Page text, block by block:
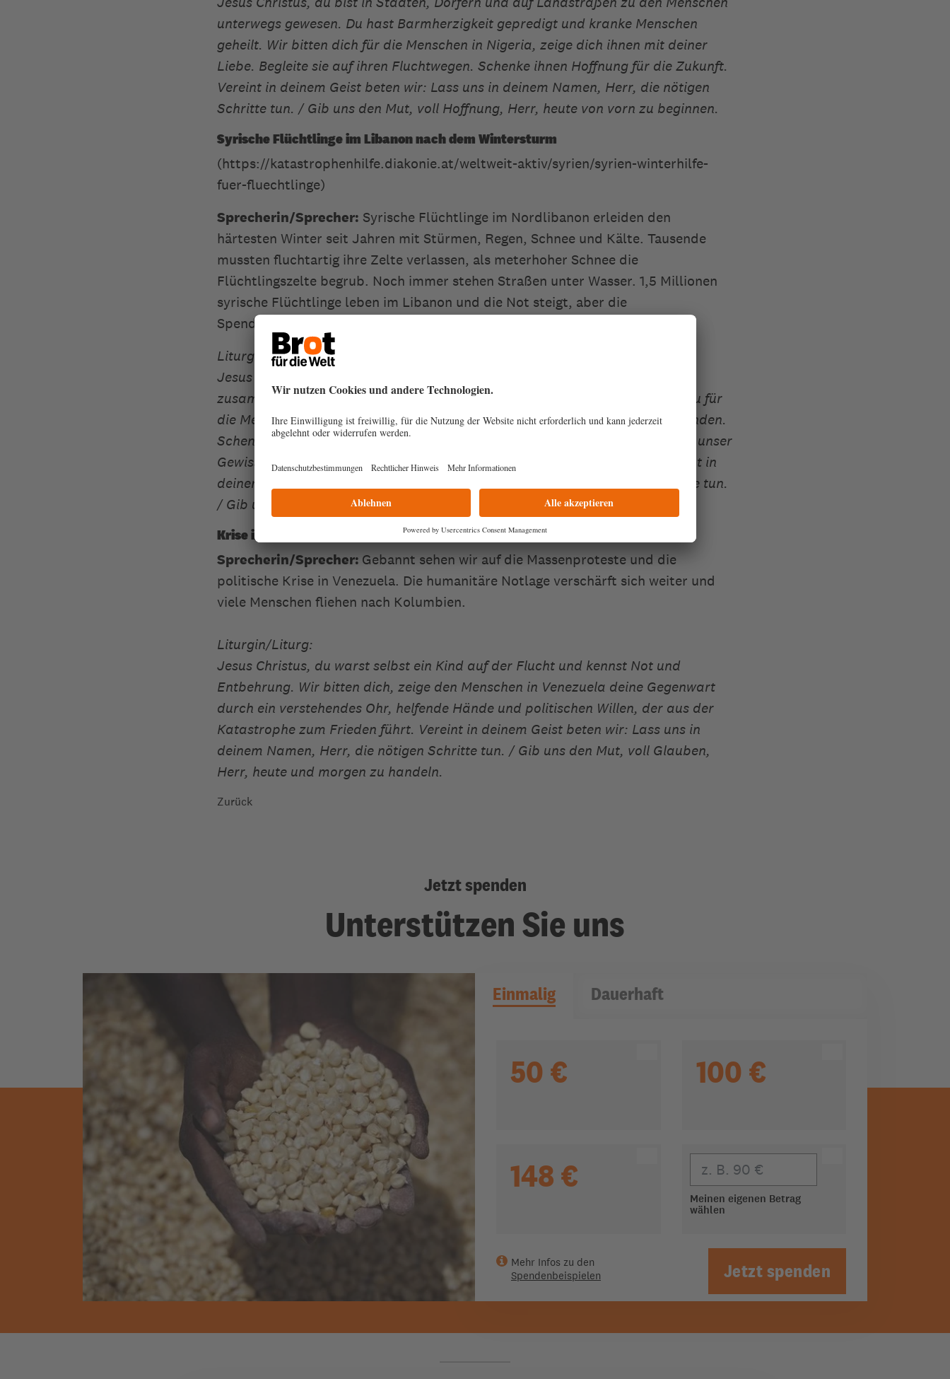
unterwegs gewesen. Du hast Barmherzigkeit gepredigt und kranke Menschen
geheilt. Wir bitten dich für die Menschen in Nigeria, zeige dich ihnen mit deiner
Liebe. Begleite sie auf ihren Fluchtwegen. Schenke ihnen Hoffnung für die Zukunft.
Vereint in deinem Geist beten wir: Lass uns in deinem Namen, Herr, die nötigen
Schritte tun. / Gib uns den Mut, voll Hoffnung, Herr, heute von vorn zu beginnen.
Syrische Flüchtlinge im Libanon nach dem Wintersturm
(https://katastrophenhilfe.diakonie.at/weltweit-aktiv/syrien/syrien-winterhilfe-
fuer-fluechtlinge)
Sprecherin/Sprecher: Syrische Flüchtlinge im Nordlibanon erleiden den
härtesten Winter seit Jahren mit Stürmen, Regen, Schnee und Kälte. Tausende
mussten fluchtartig ihre Zelte verlassen, als meterhoher Schnee die
Flüchtlingszelte begrub. Noch immer stehen Straßen unter Wasser. 1,5 Millionen
syrische Flüchtlinge leben im Libanon und die Not steigt, aber die
Spendenbereitschaft sinkt.
Liturgin/Liturg:
Jesus Christus, du hast gezeigt wie Nächstenliebe und Gottesliebe
zusammengehören und es keine Fremden für dich gibt. Wir bitten dich, sei Du für
die Menschen in den Flüchtlingslagern Nothelfer und Tröster durch die Helfenden.
Schenke ihnen die Kraft, sich unerschrocken Tag und Nacht einzusetzen und unser
Gewissen wachzurütteln, damit auch wir beginnen, das Nötige zu tun. Vereint in
deinem Geist beten wir: Lass uns in deinem Namen, Herr, die nötigen Schritte tun.
/ Gib uns den Mut, voll Glauben, Herr, mit dir zu Menschen zu werden.
Krise in Venezuela verschärft Not der Menschen
Sprecherin/Sprecher: Gebannt sehen wir auf die Massenproteste und die
politische Krise in Venezuela. Die humanitäre Notlage verschärft sich weiter und
viele Menschen fliehen nach Kolumbien.
Liturgin/Liturg:
Jesus Christus, du warst selbst ein Kind auf der Flucht und kennst Not und
Entbehrung. Wir bitten dich, zeige den Menschen in Venezuela deine Gegenwart
durch ein verstehendes Ohr, helfende Hände und politischen Willen, der aus der
Katastrophe zum Frieden führt. Vereint in deinem Geist beten wir: Lass uns in
deinem Namen, Herr, die nötigen Schritte tun. / Gib uns den Mut, voll Glauben,
Herr, heute und morgen zu handeln.
Zurück
Jetzt spenden
Unterstützen Sie uns
Einmalig Dauerhaft
50 € 100 €
148 €
Meinen eigenen Betrag
wählen
Mehr Infos zu den
Spendenbeispielen
Jetzt spenden